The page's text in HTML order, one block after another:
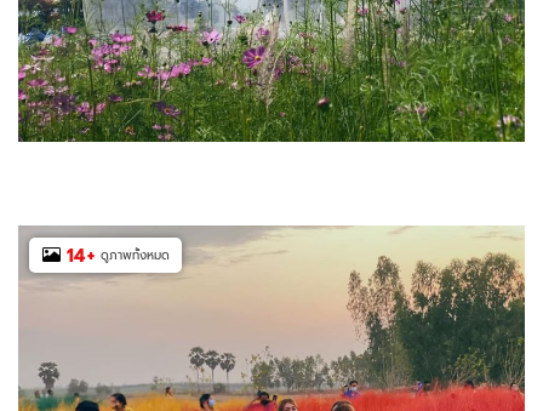
14+ ดูภาพทั้งหมด